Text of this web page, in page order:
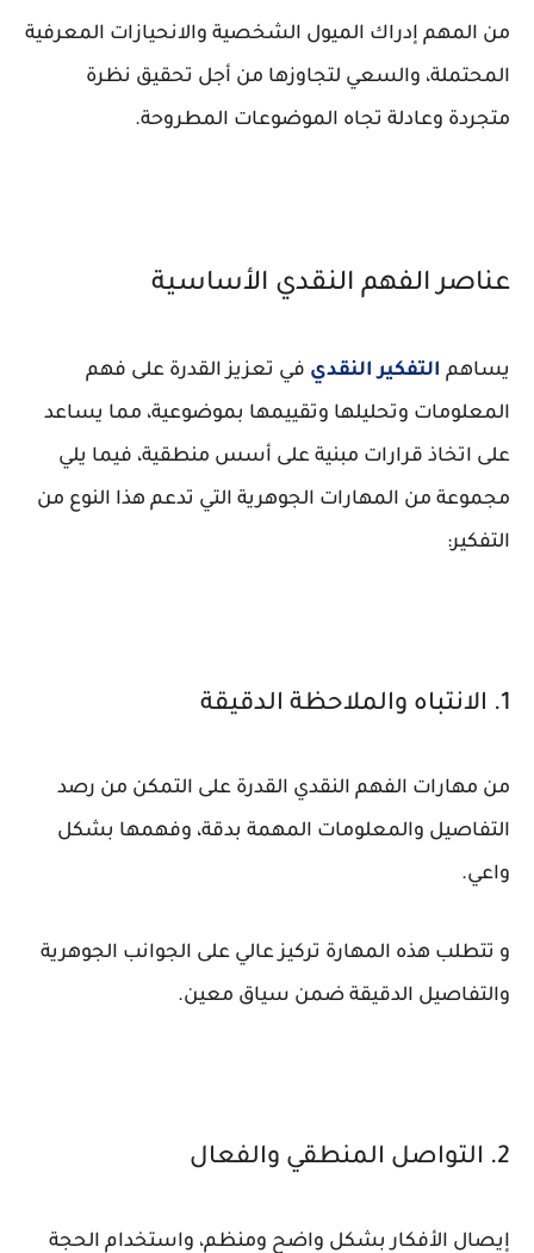
من المهم إدراك الميول الشخصية والانحيازات المعرفية
المحتملة، والسعي لتجاوزها من أجل تحقيق نظرة
متجردة وعادلة تجاه الموضوعات المطروحة.
عناصر الفهم النقدي الأساسية
يساهم التفكير النقدي في تعزيز القدرة على فهم
المعلومات وتحليلها وتقييمها بموضوعية، مما يساعد
على اتخاذ قرارات مبنية على أسس منطقية، فيما يلي
مجموعة من المهارات الجوهرية التي تدعم هذا النوع من
التفكير:
1. الانتباه والملاحظة الدقيقة
من مهارات الفهم النقدي القدرة على التمكن من رصد
التفاصيل والمعلومات المهمة بدقة، وفهمها بشكل
واعي.
و تتطلب هذه المهارة تركيز عالي على الجوانب الجوهرية
والتفاصيل الدقيقة ضمن سياق معين.
2. التواصل المنطقي والفعال
إيصال الأفكار بشكل واضح ومنظم، واستخدام الحجة